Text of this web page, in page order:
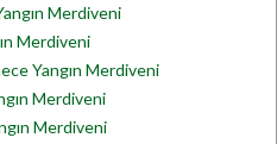
Merdiveni
Merdiveni
Yangın Merdiveni
Merdiveni
Merdiveni